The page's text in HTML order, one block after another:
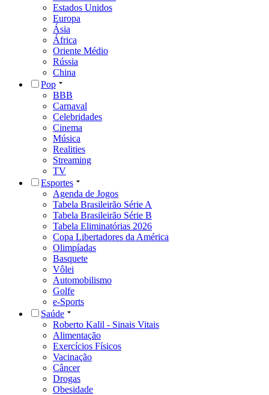
Estados Unidos
Europa
Ásia
África
Oriente Médio
Rússia
China
Pop
BBB
Carnaval
Celebridades
Cinema
Música
Realities
Streaming
TV
Esportes
Agenda de Jogos
Tabela Brasileirão Série A
Tabela Brasileirão Série B
Tabela Eliminatórias 2026
Copa Libertadores da América
Olimpíadas
Basquete
Vôlei
Automobilismo
Golfe
e-Sports
Saúde
Roberto Kalil - Sinais Vitais
Alimentação
Exercícios Físicos
Vacinação
Câncer
Drogas
Obesidade